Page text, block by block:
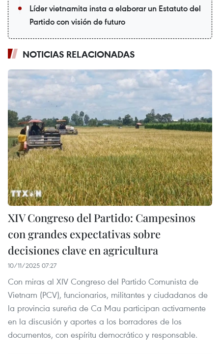
Líder vietnamita insta a elaborar un Estatuto del
Partido con visión de futuro
NOTICIAS RELACIONADAS
XIV Congreso del Partido: Campesinos
con grandes expectativas sobre
decisiones clave en agricultura
10/11/2025 07:27
Con miras al XIV Congreso del Partido Comunista de
Vietnam (PCV), funcionarios, militantes y ciudadanos de
la provincia sureña de Ca Mau participan activamente
en la discusión y aportes a los borradores de los
documentos, con espíritu democrático y responsable.